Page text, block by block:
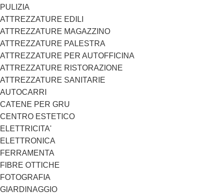
PULIZIA
ATTREZZATURE EDILI
ATTREZZATURE MAGAZZINO
ATTREZZATURE PALESTRA
ATTREZZATURE PER AUTOFFICINA
ATTREZZATURE RISTORAZIONE
ATTREZZATURE SANITARIE
AUTOCARRI
CATENE PER GRU
CENTRO ESTETICO
ELETTRICITA'
ELETTRONICA
FERRAMENTA
FIBRE OTTICHE
FOTOGRAFIA
GIARDINAGGIO